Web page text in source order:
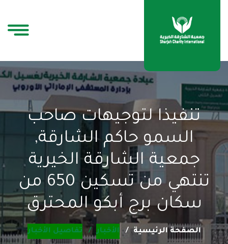
تنفيذا لتوجيهات صاحب
السمو حاكم الشارقة,
جمعية الشارقة الخيرية
تنتهي من تسكين 650 من
سكان برج أبكو المحترق
الصفحة الرئيسية الأخبار تفاصيل الأخبار